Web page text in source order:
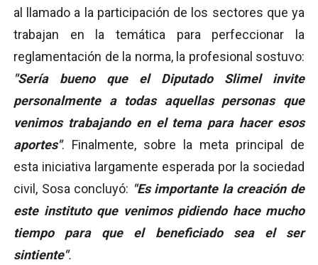
al llamado a la participación de los sectores que ya
trabajan en la temática para perfeccionar la
reglamentación de la norma, la profesional sostuvo:
"Sería bueno que el Diputado Slimel invite
personalmente a todas aquellas personas que
venimos trabajando en el tema para hacer esos
aportes". Finalmente, sobre la meta principal de
esta iniciativa largamente esperada por la sociedad
civil, Sosa concluyó: "Es importante la creación de
este instituto que venimos pidiendo hace mucho
tiempo para que el beneficiado sea el ser
sintiente".